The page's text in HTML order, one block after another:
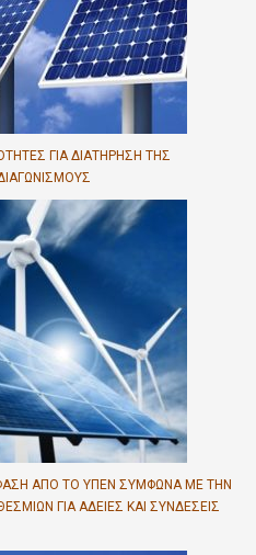
ΓΙΑ ΔΙΑΤΉΡΗΣΗ ΤΗΣ
ΑΠΌ ΤΟ ΥΠΕΝ ΣΎΜΦΩΝΑ ΜΕ ΤΗΝ
ΓΙΑ ΆΔΕΙΕΣ ΚΑΙ ΣΥΝΔΈΣΕΙΣ